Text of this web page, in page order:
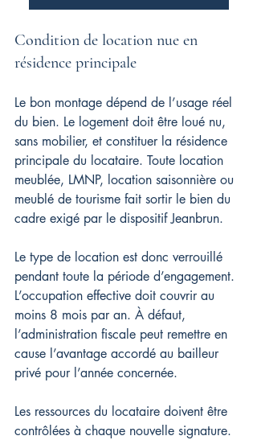
Condition de location nue en
résidence principale
Le bon montage dépend de l’usage réel
du bien. Le logement doit être loué nu,
sans mobilier, et constituer la résidence
principale du locataire. Toute location
meublée, LMNP, location saisonnière ou
meublé de tourisme fait sortir le bien du
cadre exigé par le dispositif Jeanbrun.
Le type de location est donc verrouillé
pendant toute la période d’engagement.
L’occupation effective doit couvrir au
moins 8 mois par an. À défaut,
l’administration fiscale peut remettre en
cause l’avantage accordé au bailleur
privé pour l’année concernée.
Les ressources du locataire doivent être
contrôlées à chaque nouvelle signature.